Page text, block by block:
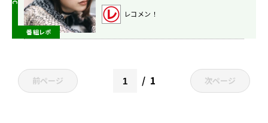
番組レポ
寛貴のレコメン！】
レコメン！
前ページ 1 次ページ